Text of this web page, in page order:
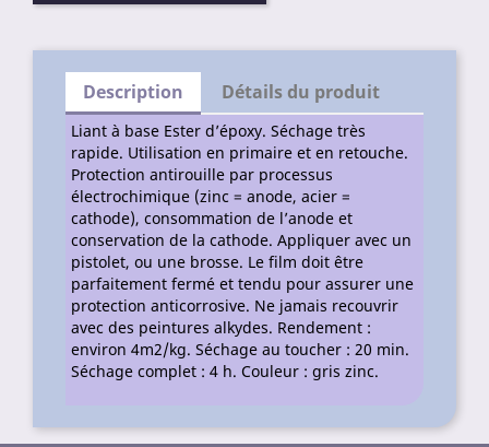
Description Détails du produit
Liant à base Ester d’époxy. Séchage très
rapide. Utilisation en primaire et en retouche.
Protection antirouille par processus
électrochimique (zinc = anode, acier =
cathode), consommation de l’anode et
conservation de la cathode. Appliquer avec un
pistolet, ou une brosse. Le film doit être
parfaitement fermé et tendu pour assurer une
protection anticorrosive. Ne jamais recouvrir
avec des peintures alkydes. Rendement :
environ 4m2/kg. Séchage au toucher : 20 min.
Séchage complet : 4 h. Couleur : gris zinc.